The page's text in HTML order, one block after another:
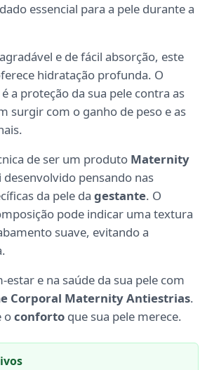
essencial para a pele durante a
e de fácil absorção, este
hidratação profunda. O
a proteção da sua pele contra as
surgir com o ganho de peso e as
de ser um produto Maternity
pensando nas
da pele da gestante. O
pode indicar uma textura
suave, evitando a
e na saúde da sua pele com
Corporal Maternity Antiestrias.
oconforto que sua pele merece.